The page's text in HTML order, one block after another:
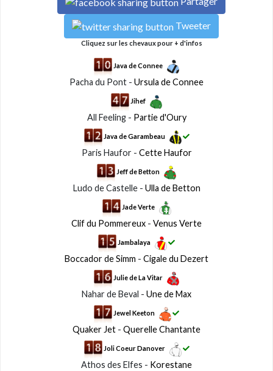
Tweeter
Cliquez sur les chevaux pour + d'infos
Java de Connee
Pacha du Pont - Ursula de Connee
Jihef
All Feeling - Partie d'Oury
Java de Garambeau
Paris Haufor - Cette Haufor
Jeff de Betton
Ludo de Castelle - Ulla de Betton
Jade Verte
Clif du Pommereux - Venus Verte
Jambalaya
Boccador de Simm - Cigale du Dezert
Julie de La Vitar
Nahar de Beval - Une de Max
Jewel Keeton
Quaker Jet - Querelle Chantante
Joli Coeur Danover
Athos des Elfes - Korestane